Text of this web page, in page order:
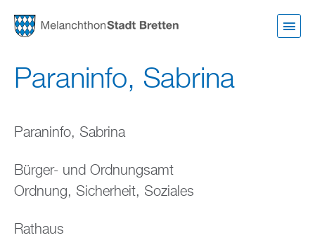
Paraninfo, Sabrina
Paraninfo, Sabrina
Bürger- und Ordnungsamt
Ordnung, Sicherheit, Soziales
Rathaus